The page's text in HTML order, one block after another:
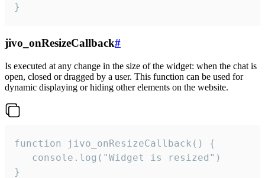
}
jivo_onResizeCallback#
Is executed at any change in the size of the widget: when the chat is
open, closed or dragged by a user. This function can be used for
dynamic displaying or hiding other elements on the website.
function jivo_onResizeCallback() {
   console.log("Widget is resized")
}